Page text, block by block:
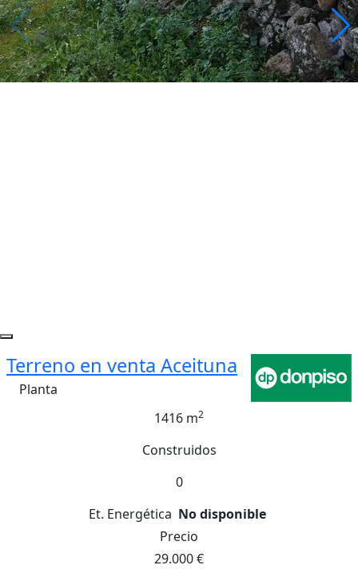
Terreno en venta Aceituna
Planta
1416 m2
Construidos
0
Et. Energética No disponible
Precio
29.000 €